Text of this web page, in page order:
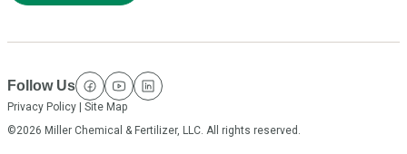
Follow Us
facebook
youtube
linkedin
Privacy Policy
Site Map
©2026 Miller Chemical & Fertilizer, LLC. All rights reserved.